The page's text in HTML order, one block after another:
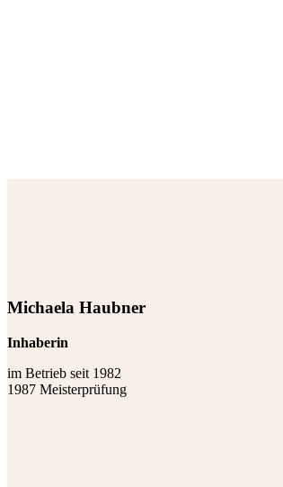
Michaela Haubner
Inhaberin
im Betrieb seit 1982
1987 Meisterprüfung